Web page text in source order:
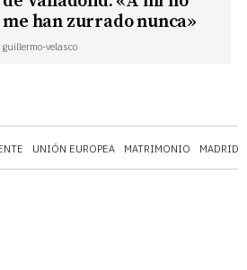
UNIÓN EUROPEA MATRIMONIO MADRID
me han zurrado nunca»
guillermo-velasco